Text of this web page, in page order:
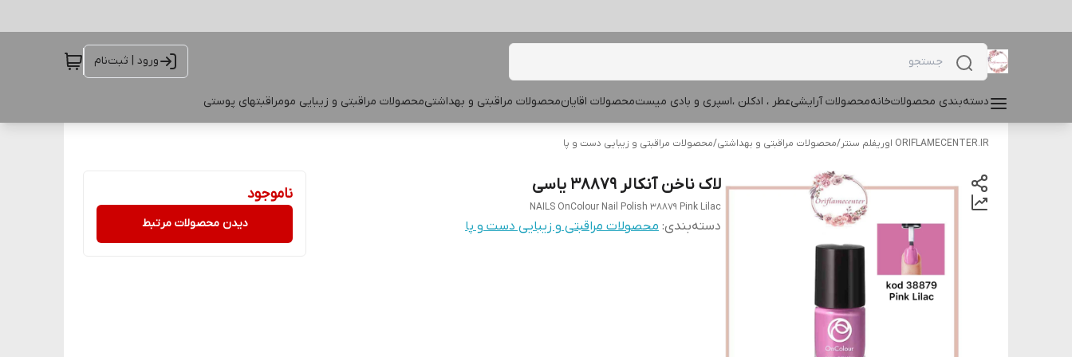
ورود | ثبت‌نام
دسته‌بندی محصولاتخانهمحصولات آرایشیعطر ، ادکلن ،اسپری و بادی میستمحصولات اقایانمحصولات مراقبتی و بهداشتیمحصولات مراقبتی و زیبایی مومراقبتهای پوستی
ORIFLAMECENTER.IR اوریفلم سنتر /محصولات مراقبتی و بهداشتی/محصولات مراقبتی و زیبایی دست و پا
لاک ناخن آنکالر 38879 یاسی
NAILS OnColour Nail Polish 38879 Pink Lilac
دسته‌بندی: محصولات مراقبتی و زیبایی دست و پا
ناموجود
دیدن محصولات مرتبط